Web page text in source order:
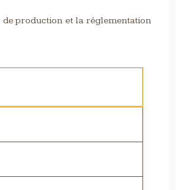
de production et la réglementation